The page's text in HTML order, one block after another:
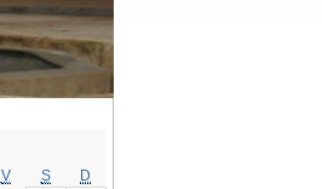
V S
D